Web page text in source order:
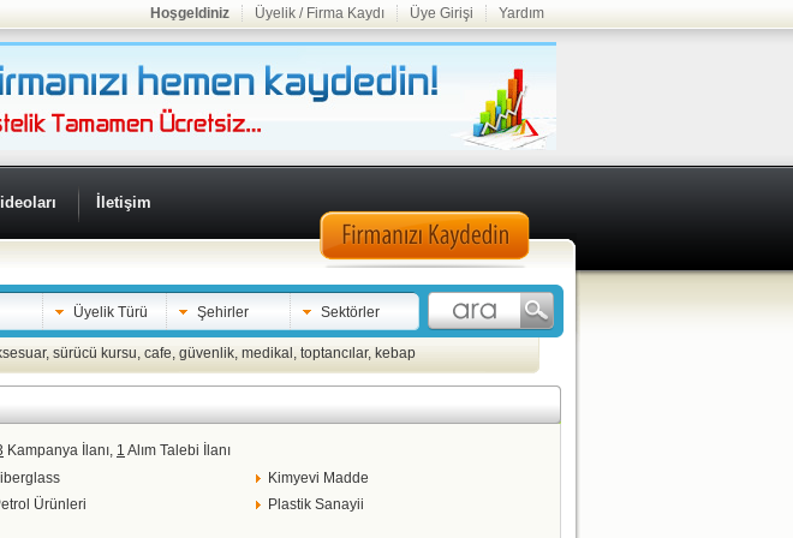
Hoşgeldiniz Üyelik / Firma Kaydı Üye Girişi Yardım
İletişim
Üyelik Türü Şehirler Sektörler
, sürücü kursu, cafe, güvenlik, medikal , toptancılar, kebap
Kampanya İlanı, 1 Alım Talebi İlanı
Kimyevi Madde
Ürünleri
Plastik Sanayii